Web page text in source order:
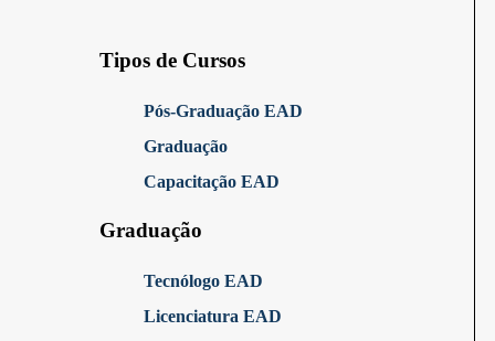
Tipos de Cursos
Pós-Graduação EAD
Graduação
Capacitação EAD
Graduação
Tecnólogo EAD
Licenciatura EAD